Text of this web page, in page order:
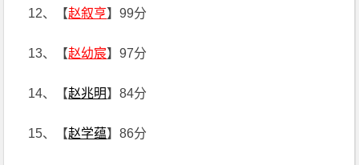
12、【赵叙亨】99分
13、【赵幼宸】97分
14、【赵兆明】84分
15、【赵学蕴】86分